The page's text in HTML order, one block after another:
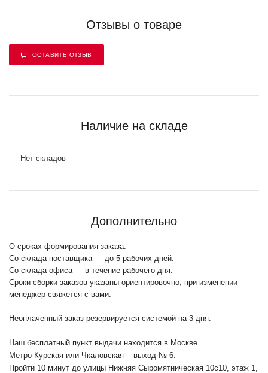
Отзывы о товаре
ОСТАВИТЬ ОТЗЫВ
Наличие на складе
Нет складов
Дополнительно
О сроках формирования заказа:
Со склада поставщика — до 5 рабочих дней.
Со склада офиса — в течение рабочего дня.
Сроки сборки заказов указаны ориентировочно, при изменении
менеджер свяжется с вами.
Неоплаченный заказ резервируется системой на 3 дня.
Наш бесплатный пункт выдачи находится в Москве.
Метро Курская или Чкаловская - выход № 6.
Пройти 10 минут до улицы Нижняя Сыромятническая 10с10, этаж 1,